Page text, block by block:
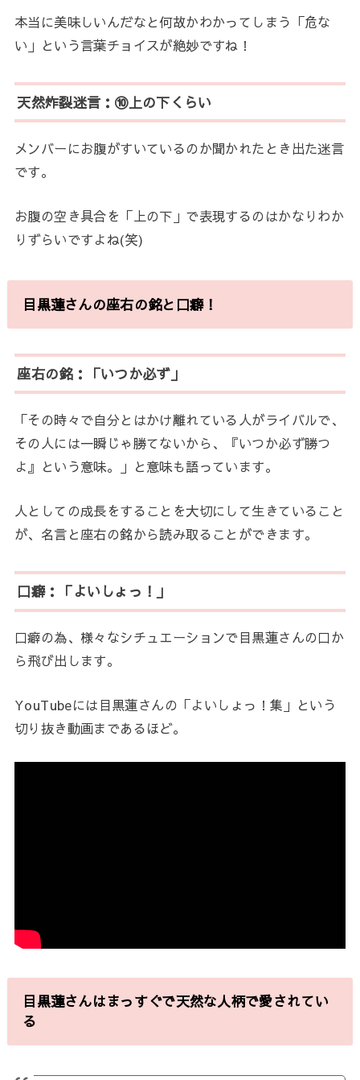
本当に美味しいんだなと何故かわかってしまう「危な
い」という言葉チョイスが絶妙ですね！
天然炸裂迷言：⑩上の下くらい
メンバーにお腹がすいているのか聞かれたとき出た迷言
です。
お腹の空き具合を「上の下」で表現するのはかなりわか
りずらいですよね(笑)
目黒蓮さんの座右の銘と口癖！
座右の銘：「いつか必ず」
「その時々で自分とはかけ離れている人がライバルで、
その人には一瞬じゃ勝てないから、『いつか必ず勝つ
よ』という意味。」と意味も語っています。
人としての成長をすることを大切にして生きていること
が、名言と座右の銘から読み取ることができます。
口癖：「よいしょっ！」
口癖の為、様々なシチュエーションで目黒蓮さんの口か
ら飛び出します。
YouTubeには目黒蓮さんの「よいしょっ！集」という
切り抜き動画まであるほど。
目黒蓮さんはまっすぐで天然な人柄で愛されてい
る